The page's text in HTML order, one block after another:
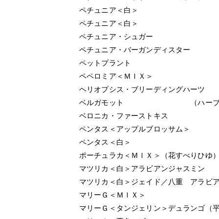
ペチュニア＜白＞
ペチュニア＜白＞
ペチュニア・シュガー
ペチュニア・バーガンディスター
ペットプラント
ペペロミア＜ＭＩＸ＞
ヘリオプシス・ブリーディングハーツ
ベルガモット （ハーブ
ベロニカ・ファーストキス
ペンタス＜アップルブロッサム＞
ペンタス＜白＞
ポーチュラカ＜ＭＩＸ＞（花すべりひゆ）
マツリカ＜白＞アラビアンジャスミン
マツリカ＜白＞ジェイド／八重 アラビ
マリーＧ＜ＭＩＸ＞
マリーＧ＜タンジェリン＞デュランゴ（平